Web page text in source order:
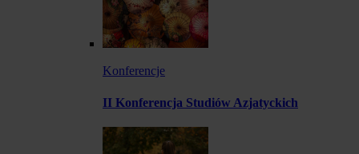
Konferencje
II Konferencja Studiów Azjatyckich